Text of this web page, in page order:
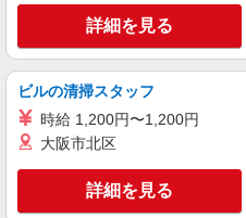
≪LOUNIE
丁目 サブナー
線)B11口(約5
分) ■新宿三丁
キープ
正社員
LILLIAN CARAT(リリアン カラッ
未経験歓迎の
未経験：月
詳細を見る
ビルの清掃スタッフ
時給 1,200円〜1,200円
大阪市北区
詳細を見る